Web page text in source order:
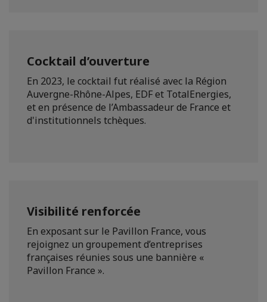
Cocktail d’ouverture
En 2023, le cocktail fut réalisé avec la Région
Auvergne-Rhône-Alpes, EDF et TotalEnergies,
et en présence de l’Ambassadeur de France et
d'institutionnels tchèques.
Visibilité renforcée
En exposant sur le Pavillon France, vous
rejoignez un groupement d’entreprises
françaises réunies sous une bannière «
Pavillon France ».